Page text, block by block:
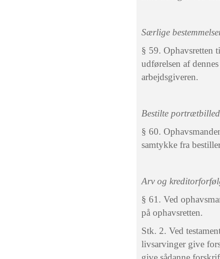
Særlige
§ 59. Ophavsretten
udførelsen af
arbejdsgiveren.
Bestilte
§ 60.
samtykke fra
Arv og
§ 61. Ved
på ophavsretten.
Stk. 2. Ved
livsarvinger give